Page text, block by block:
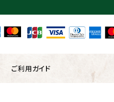
ご利用ガイド